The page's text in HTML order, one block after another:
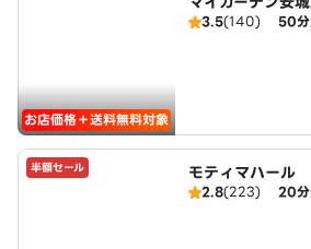
お店価格＋送料無料対象
3.5(140) 50分
半額セール モティマハール
2.8(223) 20分